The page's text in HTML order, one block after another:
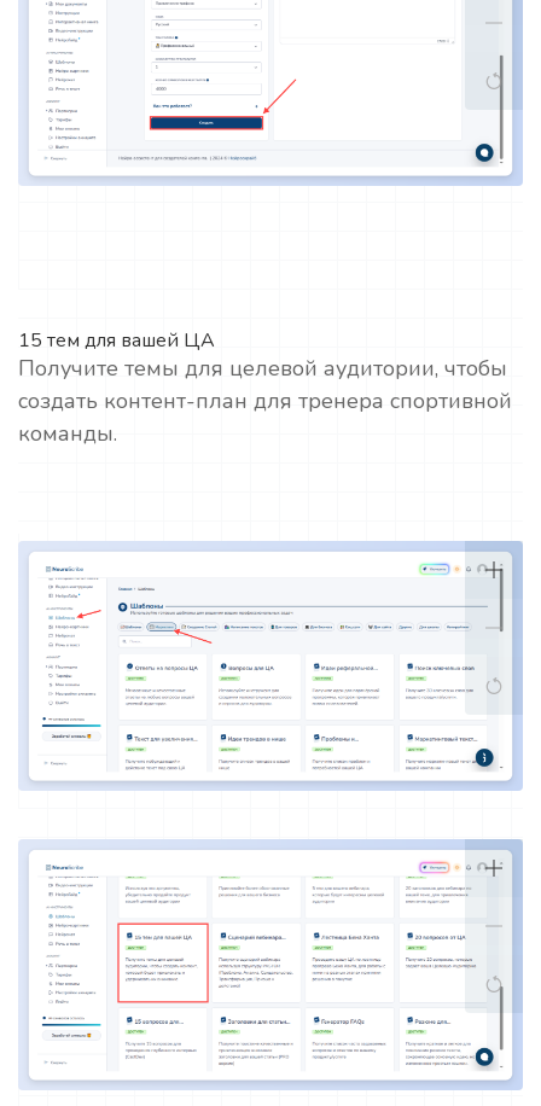
15 тем для вашей ЦА
Получите темы для целевой аудитории, чтобы
создать контент-план для тренера спортивной
команды.